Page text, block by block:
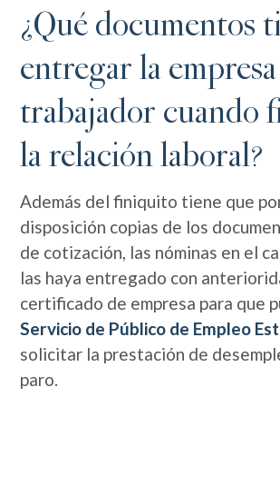
¿Qué documentos
entregar la
trabajador cuando
la relación laboral?
Además del finiquito tiene que
disposición copias de los
de cotización, las nóminas en el
las haya entregado con
certificado de empresa para que
Servicio de Público de Empleo
solicitar la prestación de
paro.